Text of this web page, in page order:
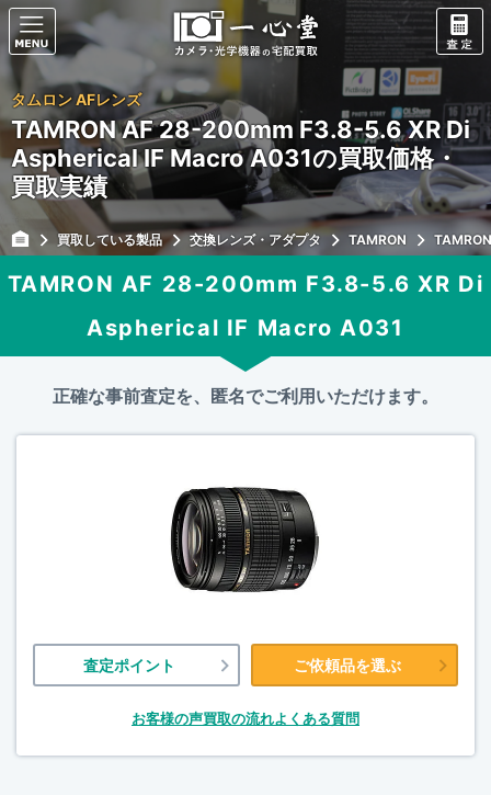
タムロン AFレンズ
TAMRON AF 28-200mm F3.8-5.6 XR Di
Aspherical IF Macro A031の買取価格・
買取実績
買取している製品 交換レンズ・アダプタ TAMRON
TAMRON AF 28-200mm F3.8-5.6 XR Di
Aspherical IF Macro A031
正確な事前査定を、匿名でご利用いただけます。
査定ポイント ご依頼品を選ぶ
お客様の声買取の流れよくある質問